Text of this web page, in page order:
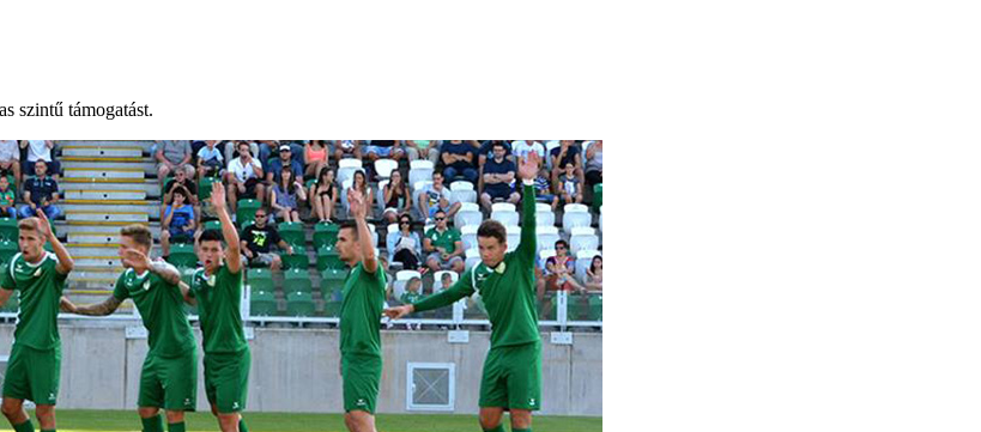
szintű támogatást.